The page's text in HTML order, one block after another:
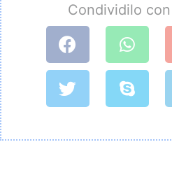
Condividilo